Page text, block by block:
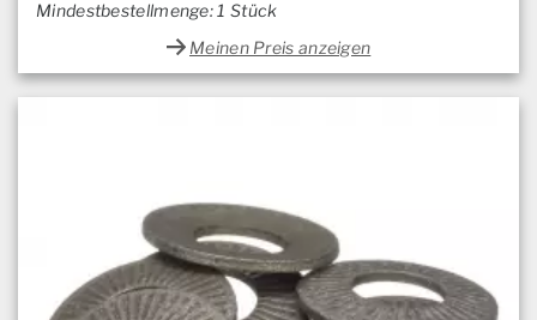
Mindestbestellmenge: 1 Stück
Meinen Preis anzeigen